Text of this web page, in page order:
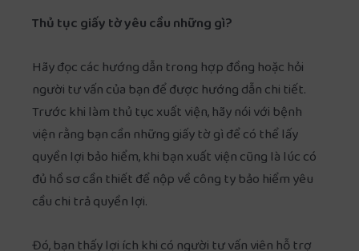
Thủ tục giấy tờ yêu cầu những gì?
Hãy đọc các hướng dẫn trong hợp đồng hoặc hỏi
người tư vấn của bạn để được hướng dẫn chi tiết.
Trước khi làm thủ tục xuất viện, hãy nói với bệnh
viện rằng bạn cần những giấy tờ gì để có thể lấy
quyền lợi bảo hiểm, khi bạn xuất viện cũng là lúc có
đủ hồ sơ cần thiết để nộp về công ty bảo hiểm yêu
cầu chi trả quyền lợi.